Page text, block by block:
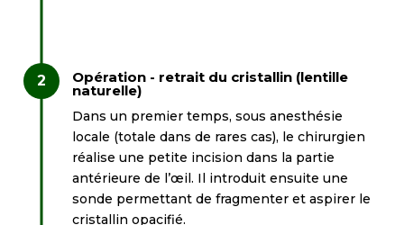
Opération - retrait du cristallin (lentille
naturelle)
Dans un premier temps, sous anesthésie
locale (totale dans de rares cas), le chirurgien
réalise une petite incision dans la partie
antérieure de l’œil. Il introduit ensuite une
sonde permettant de fragmenter et aspirer le
cristallin opacifié.